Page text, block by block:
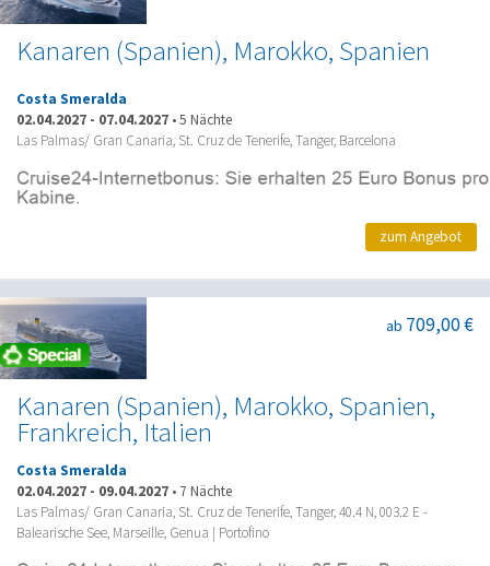
Kanaren (Spanien), Marokko, Spanien
Costa Smeralda
02.04.2027 - 07.04.2027 •5 Nächte
Las Palmas/ Gran Canaria, St. Cruz de Tenerife, Tanger, Barcelona
zum Angebot
Kanaren (Spanien), Marokko, Spanien,
Frankreich, Italien
ab 709,00 €
Costa Smeralda
02.04.2027 - 09.04.2027 • 7 Nächte
Las Palmas/ Gran Canaria, St. Cruz de Tenerife, Tanger, 40.4 N, 003.2 E -
Balearische See, Marseille, Genua | Portofino